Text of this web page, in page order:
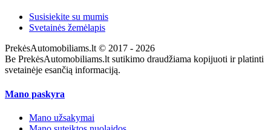
Susisiekite su mumis
Svetainės žemėlapis
PrekėsAutomobiliams.lt © 2017 - 2026
Be PrekėsAutomobiliams.lt sutikimo draudžiama kopijuoti ir platinti
svetainėje esančią informaciją.
Mano paskyra
Mano užsakymai